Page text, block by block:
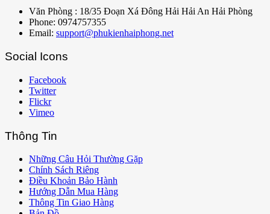
Văn Phòng : 18/35 Đoạn Xá Đông Hải Hải An Hải Phòng
Phone: 0974757355
Email: support@phukienhaiphong.net
Social Icons
Facebook
Twitter
Flickr
Vimeo
Thông Tin
Những Câu Hỏi Thường Gặp
Chính Sách Riêng
Điều Khoản Bảo Hành
Hướng Dẫn Mua Hàng
Thông Tin Giao Hàng